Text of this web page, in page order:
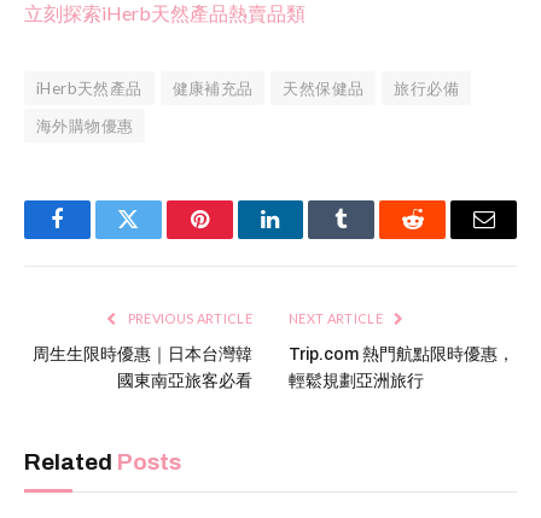
立刻探索iHerb天然產品熱賣品類
iHerb天然產品 健康補充品 天然保健品
旅行必備
海外購物優惠
FacebookTwitter PinterestLinkedInTumblr Reddit Email
PREVIOUS ARTICLE
周生生限時優惠｜日本台灣韓
國東南亞旅客必看
NEXT ARTICLE
Trip.com 熱門航點限時優惠，
輕鬆規劃亞洲旅行
Related Posts